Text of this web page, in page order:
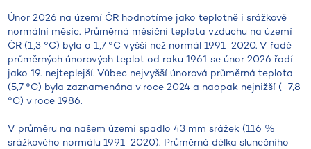
Únor 2026 na území ČR hodnotíme jako teplotně i srážkově
normální měsíc. Průměrná měsíční teplota vzduchu na území
ČR (1,3 °C) byla o 1,7 °C vyšší než normál 1991–2020. V řadě
průměrných únorových teplot od roku 1961 se únor 2026 řadí
jako 19. nejteplejší. Vůbec nejvyšší únorová průměrná teplota
(5,7 °C) byla zaznamenána v roce 2024 a naopak nejnižší (−7,8
°C) v roce 1986.
V průměru na našem území spadlo 43 mm srážek (116 %
srážkového normálu 1991–2020). Průměrná délka slunečního